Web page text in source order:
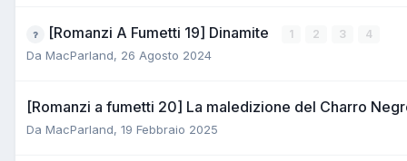
[Romanzi A Fumetti 19] Dinamite 1 2 3 4
Da MacParland, 26 Agosto 2024
[Romanzi a fumetti 20] La maledizione del Charro
Da MacParland, 19 Febbraio 2025